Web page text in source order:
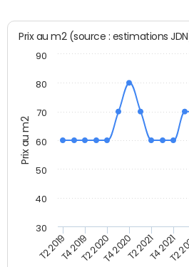
Prix au m2
Prix au m2 (source : estimations
T2 2019T4 2019T2 2020T4 2020T2 2021T4 2021
T2
30
40
50
60
70
80
90